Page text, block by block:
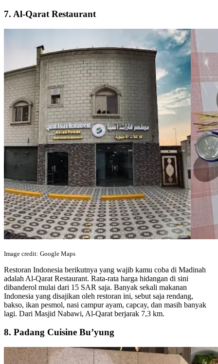
7. Al-Qarat Restaurant
Image credit: Google Maps
Restoran Indonesia berikutnya yang wajib kamu coba di Madinah
adalah Al-Qarat Restaurant. Rata-rata harga hidangan di sini
dibanderol mulai dari 15 SAR saja. Banyak sekali makanan
Indonesia yang disajikan oleh restoran ini, sebut saja rendang,
bakso, ikan pesmol, nasi campur ayam, capcay, dan masih banyak
lagi. Dari Masjid Nabawi, Al-Qarat berjarak 7,3 km.
8. Padang Cuisine Bu’yung